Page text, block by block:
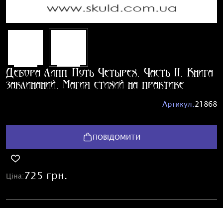
Дебора Липп. Путь Четырех. Часть II. Книга
заклинаний. Магия стихий на практике
Артикул:21868
ПОВІДОМИТИ
Ціна:725 грн.